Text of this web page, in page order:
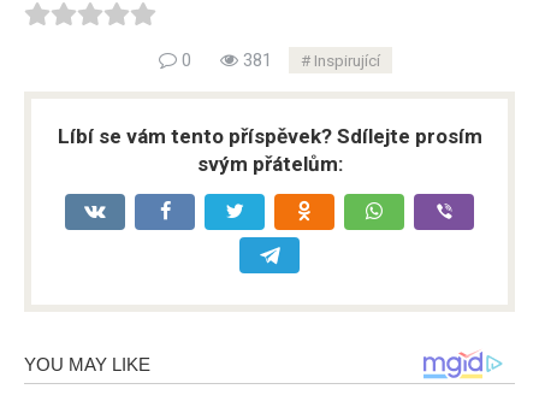
0 381 Inspirující
Líbí se vám tento příspěvek? Sdílejte prosím
svým přátelům: